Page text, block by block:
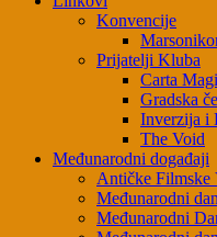
Konvencije
Prijatelji Kluba
Carta
Gradska
Inverzija i
The Void
Međunarodni događaji
Antičke Filmske
Međunarodni
Međunarodni